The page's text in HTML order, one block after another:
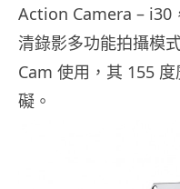
Action Camera – i30
清錄影多功能拍攝模
Cam 使用，其 155
礙。